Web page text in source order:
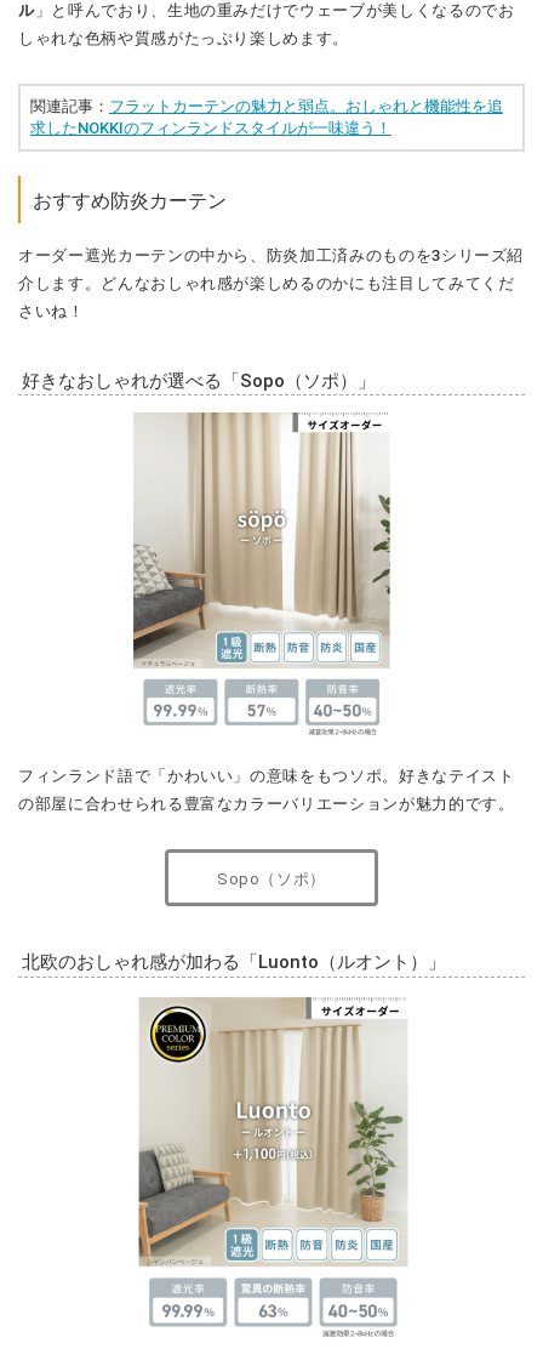
ル」と呼んでおり、生地の重みだけでウェーブが美しくなるのでお
しゃれな色柄や質感がたっぷり楽しめます。
関連記事： フラットカーテンの魅力と弱点。おしゃれと機能性を追
求したNOKKIのフィンランドスタイルが一味違う！
おすすめ防炎カーテン
オーダー遮光カーテンの中から、防炎加工済みのものを3シリーズ紹
介します。どんなおしゃれ感が楽しめるのかにも注目してみてくだ
さいね！
好きなおしゃれが選べる「Sopo（ソポ）」
フィンランド語で「かわいい」の意味をもつソポ。好きなテイスト
の部屋に合わせられる豊富なカラーバリエーションが魅力的です。
Sopo（ソポ）
北欧のおしゃれ感が加わる「Luonto（ルオント）」